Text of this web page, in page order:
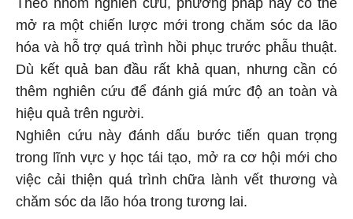
mở ra một chiến lược mới trong chăm sóc da lão
hóa và hỗ trợ quá trình hồi phục trước phẫu thuật.
Dù kết quả ban đầu rất khả quan, nhưng cần có
thêm nghiên cứu để đánh giá mức độ an toàn và
hiệu quả trên người.
Nghiên cứu này đánh dấu bước tiến quan trọng
trong lĩnh vực y học tái tạo, mở ra cơ hội mới cho
việc cải thiện quá trình chữa lành vết thương và
chăm sóc da lão hóa trong tương lai.